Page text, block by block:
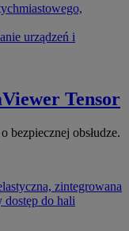
urządzeń i
Tensor
bezpiecznej obsłudze.
zintegrowana
dostęp do hali